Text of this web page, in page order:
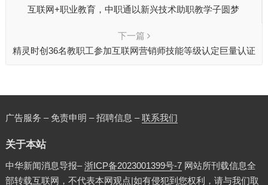
互联网+职业教育，中职通以新兴技术助职教学子圆梦
下一篇
精灵时创36名教职工参加互联网营销师技能等级认定巨量认证
广告服务 – 免责申明 – 招聘信息 –联系我们
关于本站
中华新闻消息导报–浙ICP备2023001399号-7网站所刊载信息全
部转载互联网，不代表本网观点|如有侵犯到您权利，请与我们取